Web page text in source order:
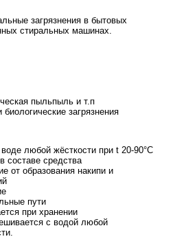
загрязнения в бытовых
стиральных машинах.
пыльпыль и т.п
загрязнения
любой жёсткости при t 20-90°C
составе средства
от образования накипи и
пути
при хранении
с водой любой